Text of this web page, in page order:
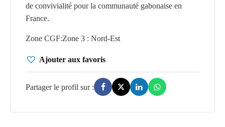
de convivialité pour la communauté gabonaise en
France.
Zone CGF:Zone 3 : Nord-Est
Ajouter aux favoris